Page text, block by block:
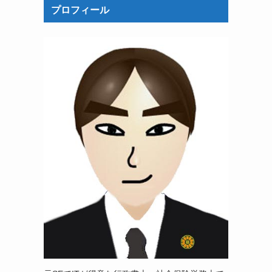
プロフィール